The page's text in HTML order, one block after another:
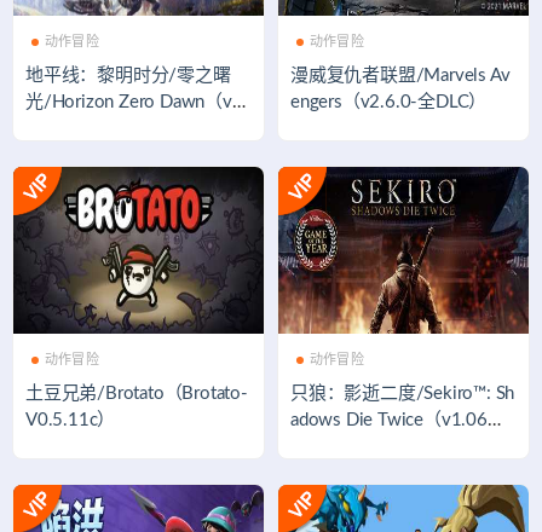
动作冒险
地平线：黎明时分/零之曙
光/Horizon Zero Dawn（v1.
动作冒险
漫威复仇者联盟/Marvels Av
engers（v2.6.0-全DLC）
动作冒险
土豆兄弟/Brotato（Brotato-
V0.5.11c）
动作冒险
只狼：影逝二度/Sekiro™: Sh
adows Die Twice（v1.06年